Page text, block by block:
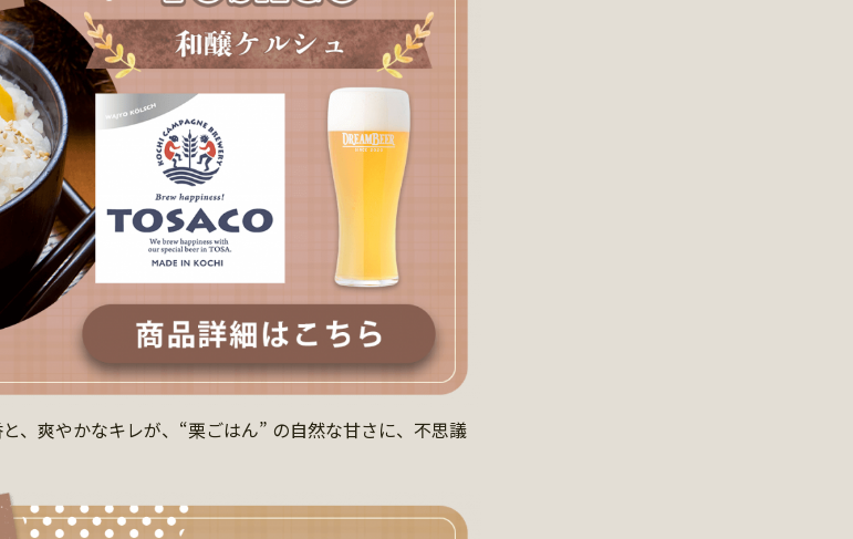
、爽やかなキレが、“栗ごはん” の自然な甘さに、不思議